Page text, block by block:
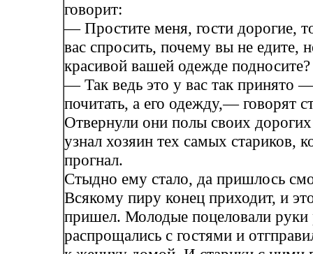
говорит:
— Простите меня, гости дорогие,
вас спросить, почему вы не едите,
красивой вашей одежде подносите?
— Так ведь это у вас так принято
почитать, а его одежду,— говорят
Отвернули они полы своих
узнал хозяин тех самых стариков,
прогнал.
Стыдно ему стало, да пришлось
Всякому пиру конец приходит, и
пришел. Молодые поцеловали руки
распрощались с гостями и